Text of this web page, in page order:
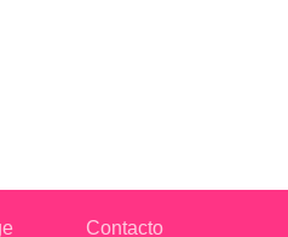
Contacto